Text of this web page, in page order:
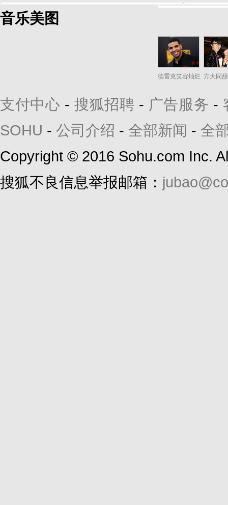
音乐美图
德雷克笑容灿烂 方大同
支付中心 - 搜狐招聘 - 广告服务 -
SOHU - 公司介绍 - 全部新闻 - 全
Copyright © 2016 Sohu.com Inc.
搜狐不良信息举报邮箱：